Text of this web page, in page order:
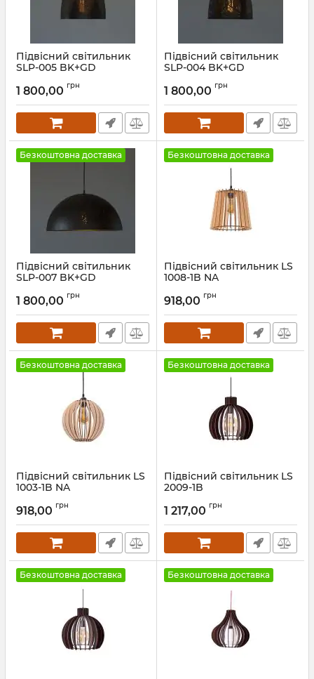
Підвісний світильник
SLP-005 BK+GD
1 800,00 грн
Підвісний світильник
SLP-004 BK+GD
1 800,00 грн
Безкоштовна доставка
Підвісний світильник
SLP-007 BK+GD
1 800,00 грн
Безкоштовна доставка
Підвісний світильник LS
1008-1B NA
918,00 грн
Безкоштовна доставка
Підвісний світильник LS
1003-1B NA
918,00 грн
Безкоштовна доставка
Підвісний світильник LS
2009-1B
1 217,00 грн
Безкоштовна доставка Безкоштовна доставка